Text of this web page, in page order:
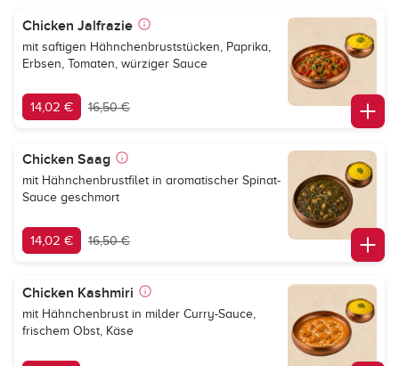
Chicken Jalfrazie
mit saftigen Hähnchenbruststücken, Paprika,
Erbsen, Tomaten, würziger Sauce
14,02 € 16,50 €
Chicken Saag
mit Hähnchenbrustfilet in aromatischer Spinat-
Sauce geschmort
14,02 € 16,50 €
Chicken Kashmiri
mit Hähnchenbrust in milder Curry-Sauce,
frischem Obst, Käse